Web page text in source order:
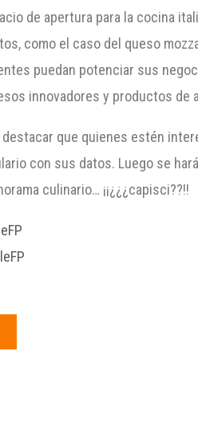
de apertura para la cocina
como el caso del queso
puedan potenciar sus
innovadores y productos de
destacar que quienes estén
con sus datos. Luego se
culinario… ¡¡¿¿¿capisci??!!